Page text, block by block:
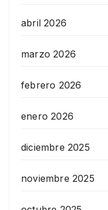
abril 2026
marzo 2026
febrero 2026
enero 2026
diciembre 2025
noviembre 2025